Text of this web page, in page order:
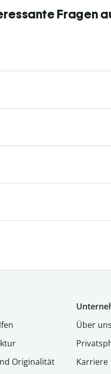
Fragen
Originalität
Über uns
Karriere